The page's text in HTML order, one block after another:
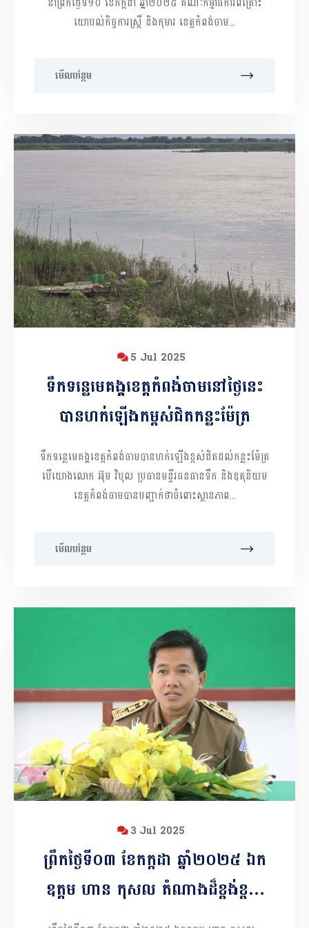
យោបល់កិច្ចការស្រ្តី និងកុមារ ខេត្តកំពង់ចាម...
មើលបន្ថែម
5 Jul 2025
ទឹកទន្លេមេគង្គខេត្តកំពង់ចាមនៅថ្ងៃនេះ
បានហក់ឡើងកម្ពស់ជិតកន្លះម៉ែត្រ
ទឹកទន្លេមេគង្គខេត្តកំពង់ចាមបានហក់ឡើងខ្ពស់ជិតដល់កន្លះម៉ែត្រ
បើយោងលោក អ៊ុម វិបុល ប្រធានមន្ទីរធនធានទឹក និងឧតុនិយម
ខេត្តកំពង់ចាមបានបញ្ជាក់ថាចំពោះស្ថានភាព...
មើលបន្ថែម
3 Jul 2025
ព្រឹកថ្ងៃទី០៣ ខែកក្កដា​ ឆ្នាំ២០២៥ ឯក
ឧត្តម ហាន កុសល តំណាងដ៏ខ្ពង់ខ្ពស់​
ឯកឧត្ដម អ៊ុន ចាន់ដា អភិ​បាលនៃគណៈ